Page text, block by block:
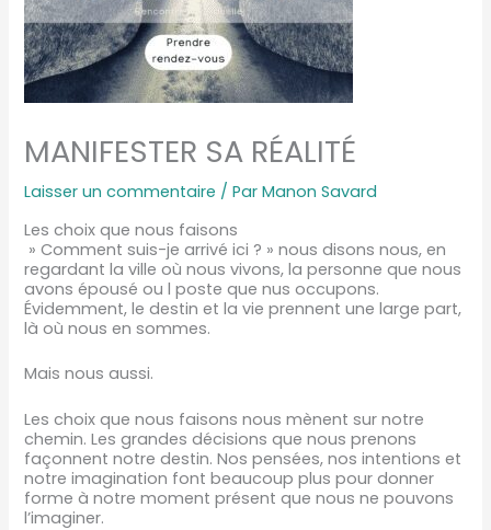
MANIFESTER SA RÉALITÉ
Laisser un commentaire / ParManon Savard
Les choix que nous faisons
» Comment suis-je arrivé ici ? » nous disons nous, en
regardant la ville où nous vivons, la personne que nous
avons épousé ou l poste que nus occupons.
Évidemment, le destin et la vie prennent une large part,
là où nous en sommes.
Mais nous aussi.
Les choix que nous faisons nous mènent sur notre
chemin. Les grandes décisions que nous prenons
façonnent notre destin. Nos pensées, nos intentions et
notre imagination font beaucoup plus pour donner
forme à notre moment présent que nous ne pouvons
l’imaginer.